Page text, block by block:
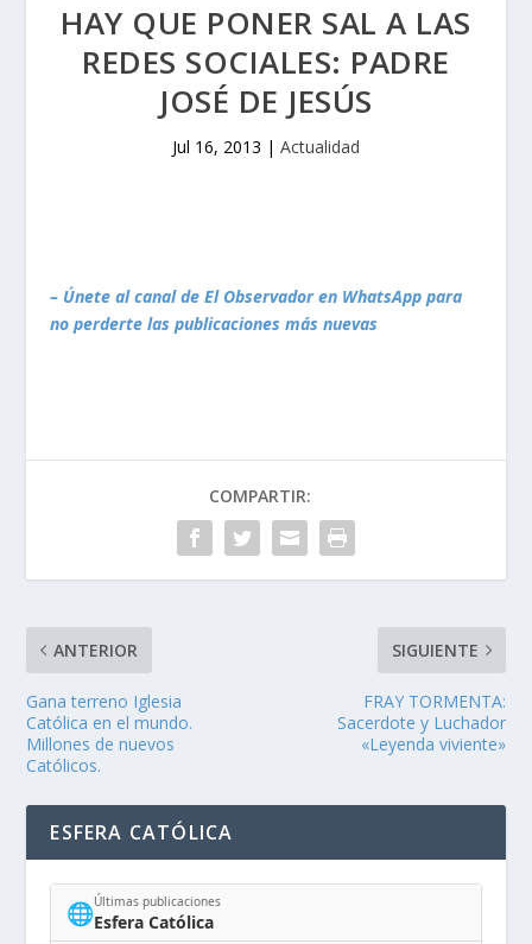
HAY QUE PONER SAL A LAS
REDES SOCIALES: PADRE
JOSÉ DE JESÚS
Jul 16, 2013 | Actualidad
– Únete al canal de El Observador en WhatsApp para
no perderte las publicaciones más nuevas
COMPARTIR:
ANTERIOR
Gana terreno Iglesia
Católica en el mundo.
Millones de nuevos
Católicos.
SIGUIENTE
FRAY TORMENTA:
Sacerdote y Luchador
«Leyenda viviente»
ESFERA CATÓLICA
🌐Últimas publicaciones
Esfera Católica